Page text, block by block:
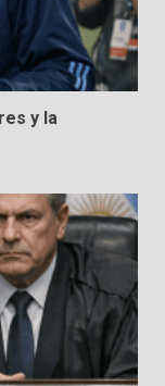
y la